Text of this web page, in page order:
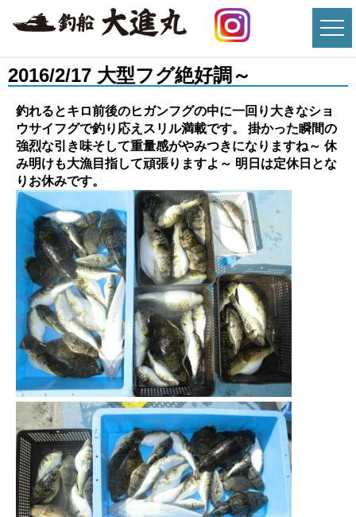
2016/2/17 大型フグ絶好調～
釣れるとキロ前後のヒガンフグの中に一回り大きなショ
ウサイフグで釣り応えスリル満載です。 掛かった瞬間の
強烈な引き味そして重量感がやみつきになりますね～ 休
み明けも大漁目指して頑張りますよ～ 明日は定休日とな
りお休みです。